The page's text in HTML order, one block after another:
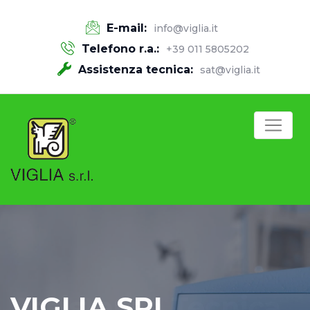
E-mail: info@viglia.it
Telefono r.a.: +39 011 5805202
Assistenza tecnica: sat@viglia.it